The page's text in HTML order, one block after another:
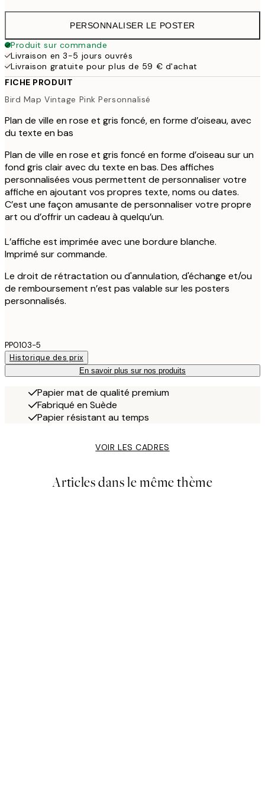
PERSONNALISER LE POSTER
Produit sur commande
Livraison en 3-5 jours ouvrés
Livraison gratuite pour plus de 59 € d'achat
FICHE PRODUIT
Bird Map Vintage Pink Personnalisé
Plan de ville en rose et gris foncé, en forme d’oiseau, avec
du texte en bas
Plan de ville en rose et gris foncé en forme d’oiseau sur un
fond gris clair avec du texte en bas. Des affiches
personnalisées vous permettent de personnaliser votre
affiche en ajoutant vos propres texte, noms ou dates.
C’est une façon amusante de personnaliser votre propre
art ou d’offrir un cadeau à quelqu’un.
L’affiche est imprimée avec une bordure blanche.
Imprimé sur commande.
Le droit de rétractation ou d'annulation, d'échange et/ou
de remboursement n’est pas valable sur les posters
personnalisés.
PP0103-5
Historique des prix
En savoir plus sur nos produits
Papier mat de qualité premium
Fabriqué en Suède
Papier résistant au temps
VOIR LES CADRES
Articles dans le même thème